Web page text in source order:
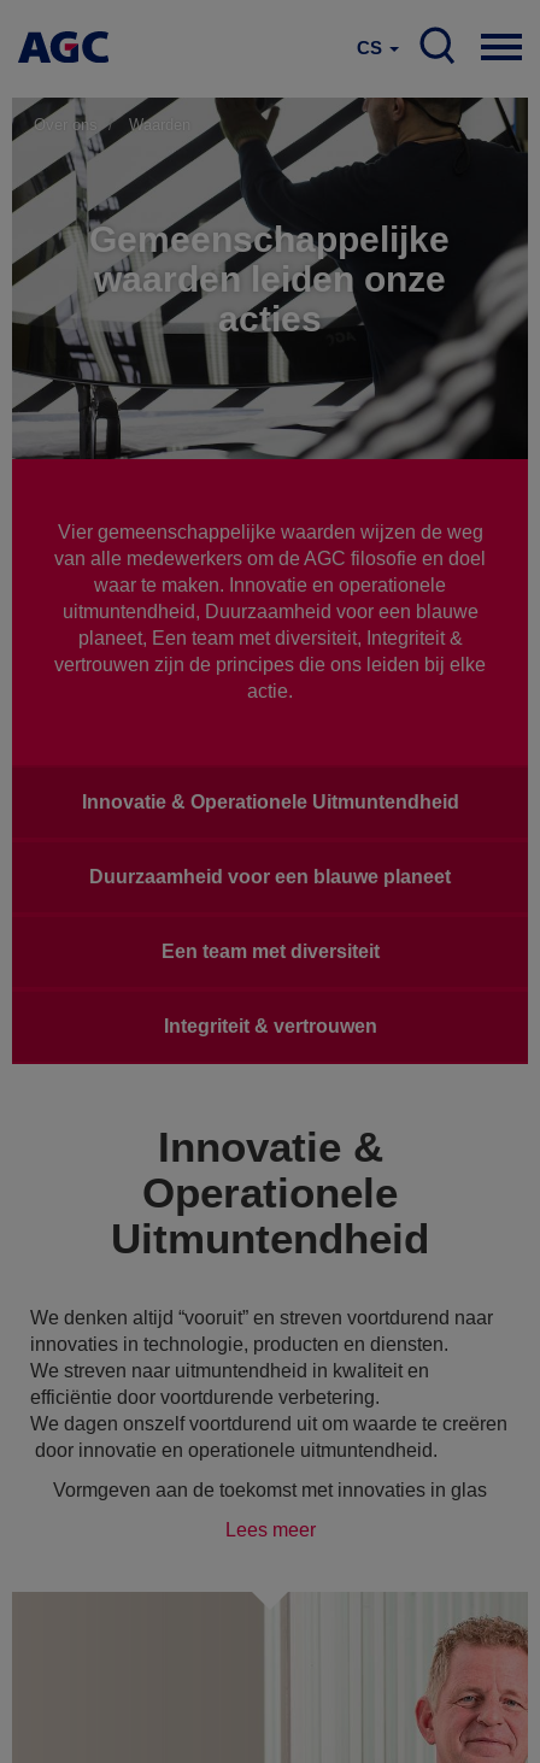
CS
Over ons Waarden
Gemeenschappelijke
waarden leiden onze
acties
Vier gemeenschappelijke waarden wijzen de weg
van alle medewerkers om de AGC filosofie en doel
waar te maken. Innovatie en operationele
uitmuntendheid, Duurzaamheid voor een blauwe
planeet, Een team met diversiteit, Integriteit &
vertrouwen zijn de principes die ons leiden bij elke
actie.
MainInnovatie & Operationele Uitmuntendheid
Duurzaamheid voor een blauwe planeet
Een team met diversiteit
Integriteit & vertrouwen
Innovatie &
Operationele
Uitmuntendheid
We denken altijd “vooruit” en streven voortdurend naar
innovaties in technologie, producten en diensten.
We streven naar uitmuntendheid in kwaliteit en
efficiëntie door voortdurende verbetering.
We dagen onszelf voortdurend uit om waarde te creëren
door innovatie en operationele uitmuntendheid.
Vormgeven aan de toekomst met innovaties in glas
Lees meer